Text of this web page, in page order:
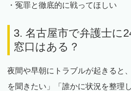
・冤罪と徹底的に戦ってほしい
3. 名古屋市で弁護士に
窓口はある？
夜間や早朝にトラブルが起きると
を聞きたい」「誰かに状況を整理